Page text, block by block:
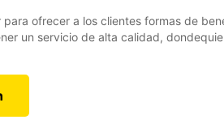
para ofrecer a los clientes formas de
un servicio de alta calidad,